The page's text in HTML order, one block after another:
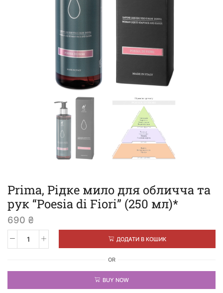
Prima, Рідке мило для обличча та
рук “Poesia di Fiori” (250 мл)*
690 ₴
ДОДАТИ В КОШИК
OR
BUY NOW